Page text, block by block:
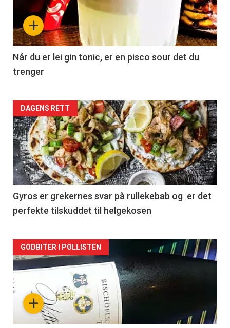
+
Når du er lei gin tonic, er en pisco sour det du
trenger
Forsiden
akkurat
nå
-
2
DAGENS RETT
Gyros er grekernes svar på rullekebab og er det
perfekte tilskuddet til helgekosen
Forsiden
akkurat
nå+
GODBITER I POLLISTEN